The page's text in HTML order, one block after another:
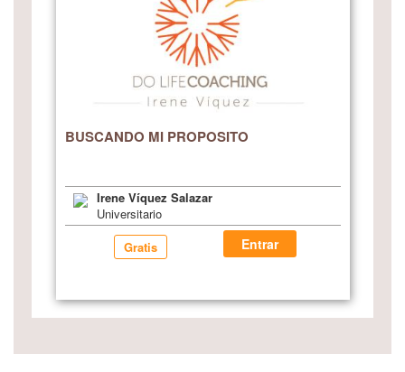
BUSCANDO MI PROPOSITO
Irene Víquez Salazar
Universitario
Gratis
Entrar